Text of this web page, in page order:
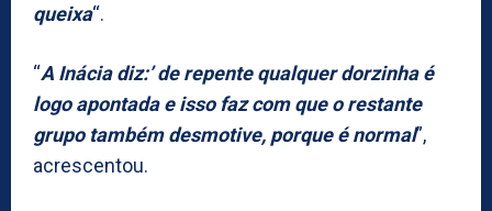
queixa“.
“A Inácia diz:’ de repente qualquer dorzinha é
logo apontada e isso faz com que o restante
grupo também desmotive, porque é normal”,
acrescentou.